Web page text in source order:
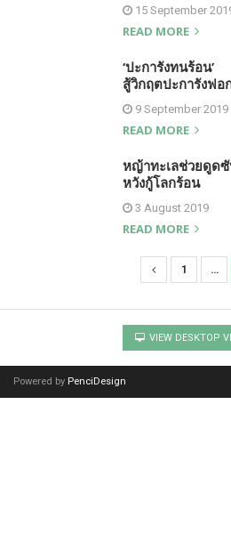
15 September
READ MORE
‘ปะการังทนร้อน’
สู้วิกฤตปะการังฟอ
9 September 2019
READ MORE
หญ้าทะเลช่วยดูด
หวังกู้โลกร้อน
3 August 2019
READ MORE
o
s
n
1 …
VIEW DESKTOP
Powered by PenciDesign